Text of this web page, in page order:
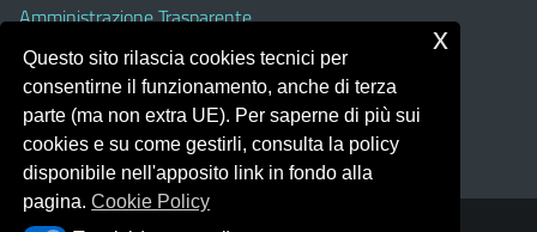
Amministrazione Trasparente
Pubblici proclami
PTPCT per le Istituzioni scolastiche della Sicilia
Whistleblowing
Obiettivi di Accessibilità
Questo sito rilascia cookies tecnici per
consentirne il funzionamento, anche di terza
parte (ma non extra UE). Per saperne di più sui
cookies e su come gestirli, consulta la policy
disponibile nell'apposito link in fondo alla
pagina.Cookie Policy
x